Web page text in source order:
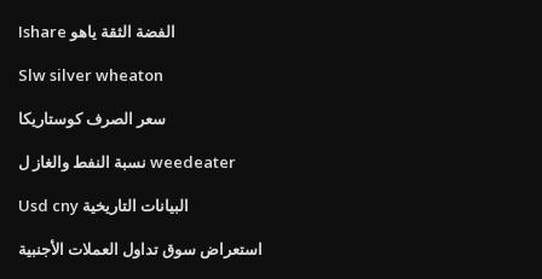
Ishare الفضة الثقة ياهو
Slw silver wheaton
سعر الصرف كوستاريكا
نسبة النفط والغاز ل weedeater
Usd cny البيانات التاريخية
استعراض سوق تداول العملات الأجنبية